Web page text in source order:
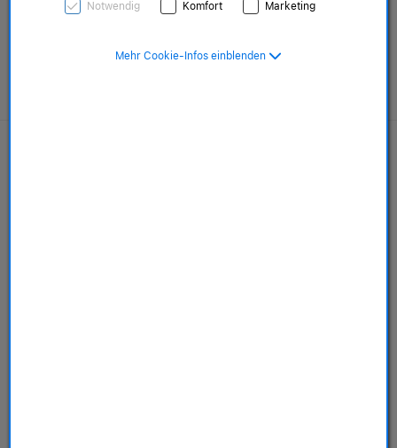
Notwendig Komfort Marketing
Mehr Cookie-Infos einblenden